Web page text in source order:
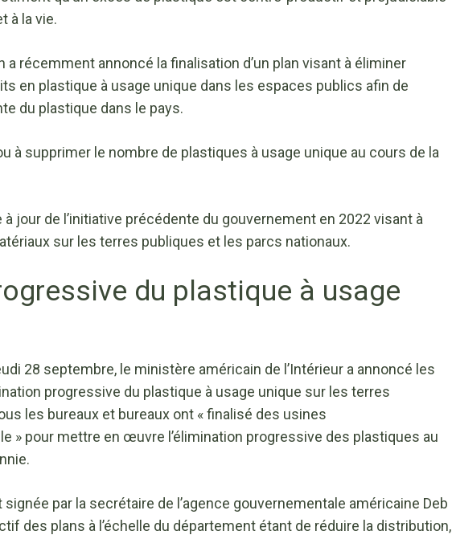
à la vie.
a récemment annoncé la finalisation d’un plan visant à éliminer
en plastique à usage unique dans les espaces publics afin de
du plastique dans le pays.
à supprimer le nombre de plastiques à usage unique au cours de la
à jour de l’initiative précédente du gouvernement en 2022 visant à
sur les terres publiques et les parcs nationaux.
du plastique à usage
28 septembre, le ministère américain de l’Intérieur a annoncé les
progressive du plastique à usage unique sur les terres
les bureaux et bureaux ont « finalisé des usines
» pour mettre en œuvre l’élimination progressive des plastiques au
signée par la secrétaire de l’agence gouvernementale américaine Deb
des plans à l’échelle du département étant de réduire la distribution,